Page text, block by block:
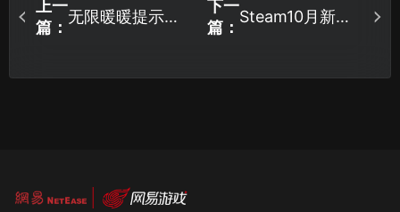
上一
篇：
无限暖暖提示网
满！
下一
篇：
Steam10月新品